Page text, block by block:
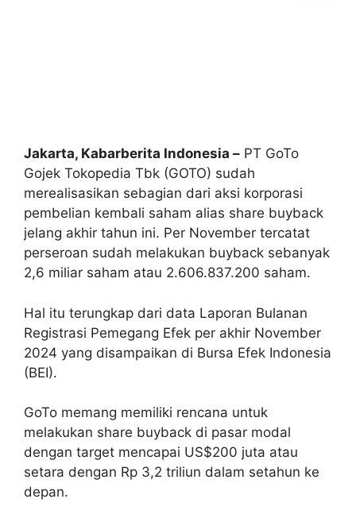
Jakarta, Kabarberita Indonesia – PT GoTo
Gojek Tokopedia Tbk (GOTO) sudah
merealisasikan sebagian dari aksi korporasi
pembelian kembali saham alias share buyback
jelang akhir tahun ini. Per November tercatat
perseroan sudah melakukan buyback sebanyak
2,6 miliar saham atau 2.606.837.200 saham.
Hal itu terungkap dari data Laporan Bulanan
Registrasi Pemegang Efek per akhir November
2024 yang disampaikan di Bursa Efek Indonesia
(BEI).
GoTo memang memiliki rencana untuk
melakukan share buyback di pasar modal
dengan target mencapai US$200 juta atau
setara dengan Rp 3,2 triliun dalam setahun ke
depan.